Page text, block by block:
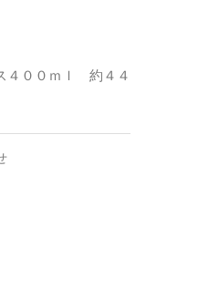
４００ｍｌ 約４４